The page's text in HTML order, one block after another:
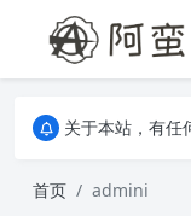
关于本站，有任
关于本站，有任
首页
admini